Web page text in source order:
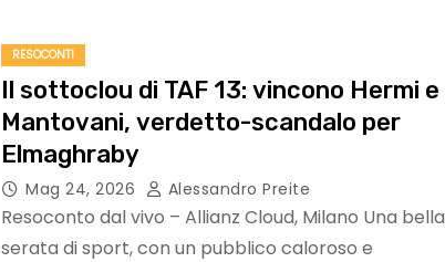
RESOCONTI
Il sottoclou di TAF 13: vincono Hermi e
Mantovani, verdetto-scandalo per
Elmaghraby
Mag 24, 2026 Alessandro Preite
Resoconto dal vivo – Allianz Cloud, Milano Una bella
serata di sport, con un pubblico caloroso e